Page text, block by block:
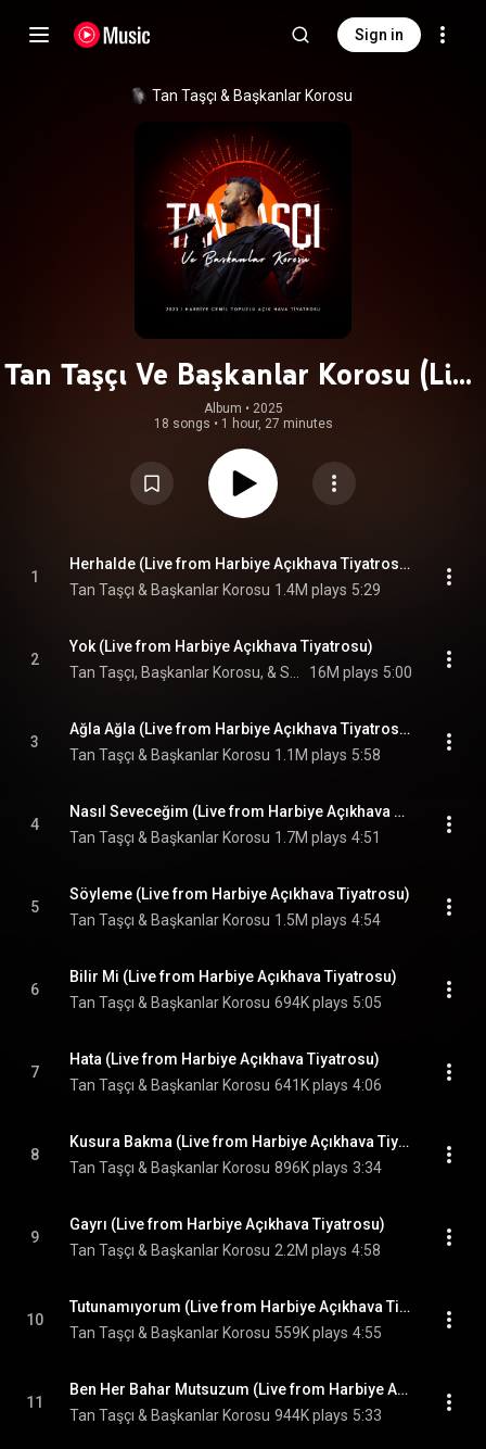
Sign in
Tan Taşçı & Başkanlar Korosu
Tan Taşçı Ve Başkanlar Korosu (Live
from Harbiye Açıkhava Tiyatrosu)
Album • 2025
18 songs • 1 hour, 27 minutes
1
Herhalde (Live from Harbiye Açıkhava Tiyatrosu)
Tan Taşçı & Başkanlar Korosu 1.4M plays 5:29
2
Yok (Live from Harbiye Açıkhava Tiyatrosu)
16M plays 5:00
3
Ağla Ağla (Live from Harbiye Açıkhava Tiyatrosu)
Tan Taşçı & Başkanlar Korosu 1.1M plays 5:58
4
Nasıl Seveceğim (Live from Harbiye Açıkhava Tiyatrosu)
Tan Taşçı & Başkanlar Korosu 1.7M plays 4:51
5
Söyleme (Live from Harbiye Açıkhava Tiyatrosu)
Tan Taşçı & Başkanlar Korosu 1.5M plays 4:54
6
Bilir Mi (Live from Harbiye Açıkhava Tiyatrosu)
Tan Taşçı & Başkanlar Korosu 694K plays 5:05
7
Hata (Live from Harbiye Açıkhava Tiyatrosu)
Tan Taşçı & Başkanlar Korosu 641K plays 4:06
8
Kusura Bakma (Live from Harbiye Açıkhava Tiyatrosu)
Tan Taşçı & Başkanlar Korosu 896K plays 3:34
9
Gayrı (Live from Harbiye Açıkhava Tiyatrosu)
Tan Taşçı & Başkanlar Korosu 2.2M plays 4:58
10
Tutunamıyorum (Live from Harbiye Açıkhava Tiyatrosu)
Tan Taşçı & Başkanlar Korosu 559K plays 4:55
11
Ben Her Bahar Mutsuzum (Live from Harbiye Açıkhava Tiyatrosu)
Tan Taşçı & Başkanlar Korosu 944K plays 5:33